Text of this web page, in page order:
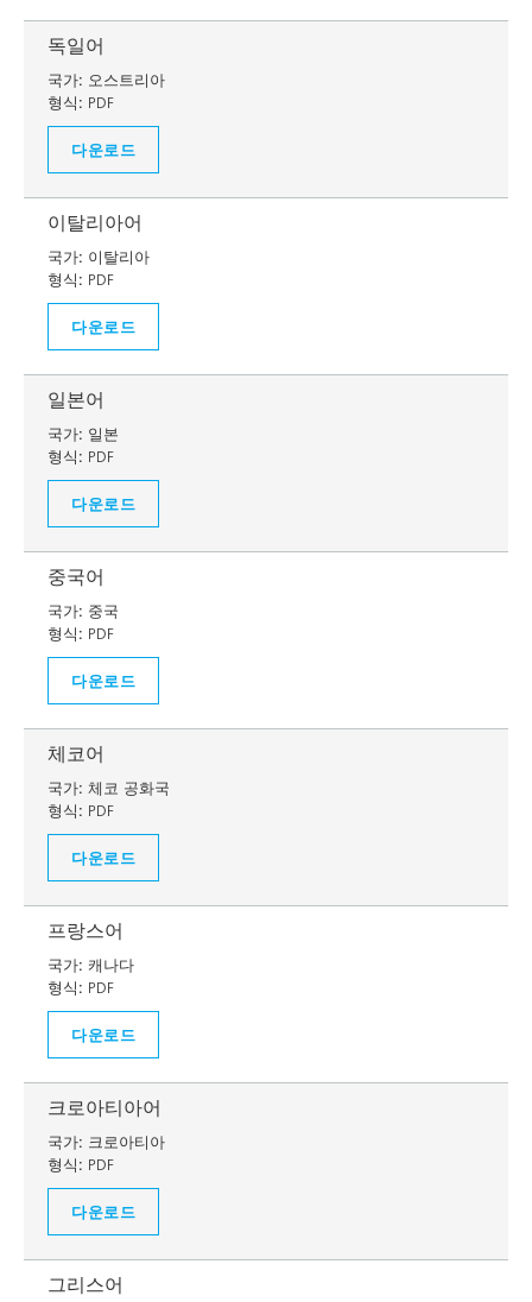
독일어
국가: 오스트리아
형식: PDF
다운로드
이탈리아어
국가: 이탈리아
형식: PDF
다운로드
일본어
국가: 일본
형식: PDF
다운로드
중국어
국가: 중국
형식: PDF
다운로드
체코어
국가: 체코 공화국
형식: PDF
다운로드
프랑스어
국가: 캐나다
형식: PDF
다운로드
크로아티아어
국가: 크로아티아
형식: PDF
다운로드
그리스어